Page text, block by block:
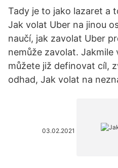
Tady je to jako lazaret a
Jak volat Uber na jinou
naučí, jak zavolat Uber
nemůže zavolat.
můžete již definovat cíl,
odhad, Jak volat na
03.02.2021